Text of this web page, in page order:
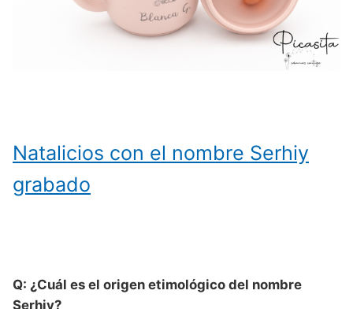
Natalicios con el nombre Serhiy
grabado
Q: ¿Cuál es el origen etimológico del nombre
Serhiy?